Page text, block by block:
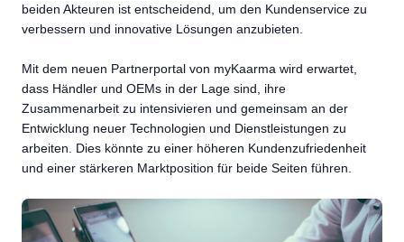
beiden Akteuren ist entscheidend, um den Kundenservice zu
verbessern und innovative Lösungen anzubieten.
Mit dem neuen Partnerportal von myKaarma wird erwartet,
dass Händler und OEMs in der Lage sind, ihre
Zusammenarbeit zu intensivieren und gemeinsam an der
Entwicklung neuer Technologien und Dienstleistungen zu
arbeiten. Dies könnte zu einer höheren Kundenzufriedenheit
und einer stärkeren Marktposition für beide Seiten führen.